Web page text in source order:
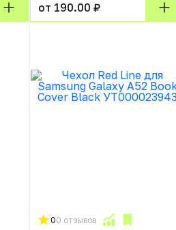
от 190.00 ₽
00 отзывов